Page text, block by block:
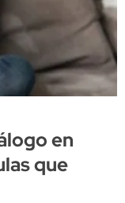
en
que